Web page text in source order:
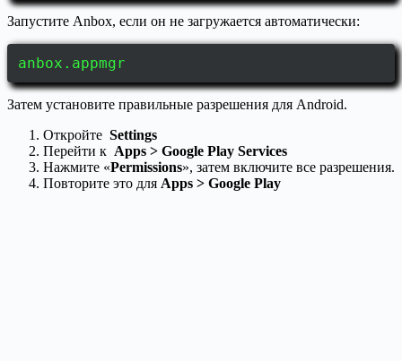
Запустите Anbox, если он не загружается автоматически:
anbox.appmgr
Затем установите правильные разрешения для Android.
Откройте Settings
Перейти к Apps > Google Play Services
Нажмите «Permissions», затем включите все разрешения.
Повторите это для Apps > Google Play